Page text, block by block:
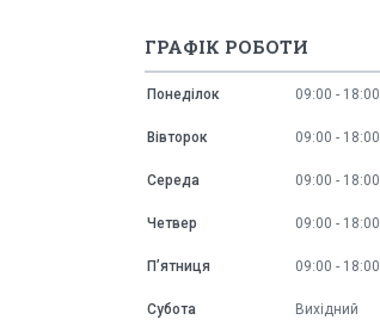
ГРАФІК РОБОТИ
Понеділок 09:00 18:00
Вівторок 09:00 18:00
Середа 09:00 18:00
Четвер 09:00 18:00
Пʼятниця 09:00 18:00
Субота Вихідний